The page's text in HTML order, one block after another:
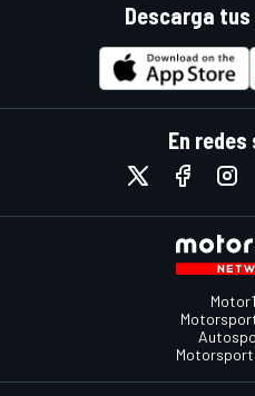
Descarga
En